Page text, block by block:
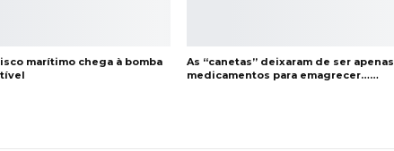
marítimo chega à bomba
As “canetas” deixaram de ser apenas
medicamentos para emagrecer……